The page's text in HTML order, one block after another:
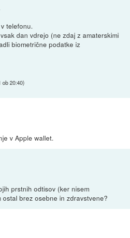
telefonu.
dan vdrejo (ne zdaj z amaterskimi
biometrične podatke iz
ob 20:40)
v Apple wallet.
prstnih odtisov (ker nisem
ostal brez osebne in zdravstvene?